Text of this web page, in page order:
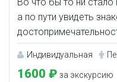
а по пути увидеть
Индивидуальная
1600 ₽ за экскурсию